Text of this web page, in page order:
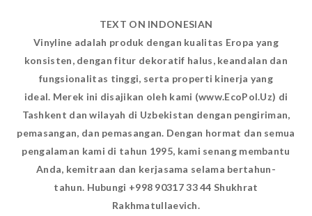
TEXT ON INDONESIAN
Vinyline adalah produk dengan kualitas Eropa yang
konsisten, dengan fitur dekoratif halus, keandalan dan
fungsionalitas tinggi, serta properti kinerja yang
ideal. Merek ini disajikan oleh kami (www.EcoPol.Uz) di
Tashkent dan wilayah di Uzbekistan dengan pengiriman,
pemasangan, dan pemasangan. Dengan hormat dan semua
pengalaman kami di tahun 1995, kami senang membantu
Anda, kemitraan dan kerjasama selama bertahun-
tahun. Hubungi +998 90317 33 44 Shukhrat
Rakhmatullaevich.